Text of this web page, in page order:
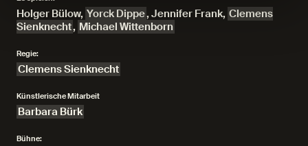
Holger Bülow, Yorck Dippe, Jennifer Frank, Clemens
Sienknecht, Michael Wittenborn
Regie:
Clemens Sienknecht
Künstlerische Mitarbeit
Barbara Bürk
Bühne: